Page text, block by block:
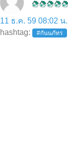
11 ธ.ค. 59 08:02
hashtag:
#กันนภัทร